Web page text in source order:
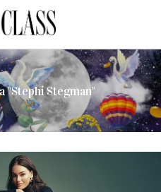
"Stephi Stegman"